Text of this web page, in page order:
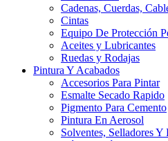
Cadenas, Cuerdas,
Cintas
Equipo De Protección
Aceites y Lubricantes
Ruedas y Rodajas
Pintura Y Acabados
Accesorios Para Pintar
Esmalte Secado Rapido
Pigmento Para Cemento
Pintura En Aerosol
Solventes, Selladores Y